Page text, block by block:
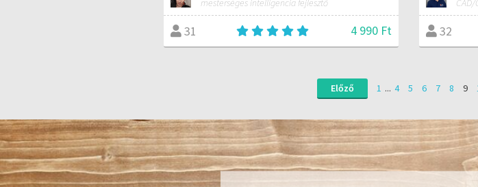
mesterséges intelligencia fejlesztő
31 4 990 Ft 32
Előző 1 ... 4 5 6 7 8 9